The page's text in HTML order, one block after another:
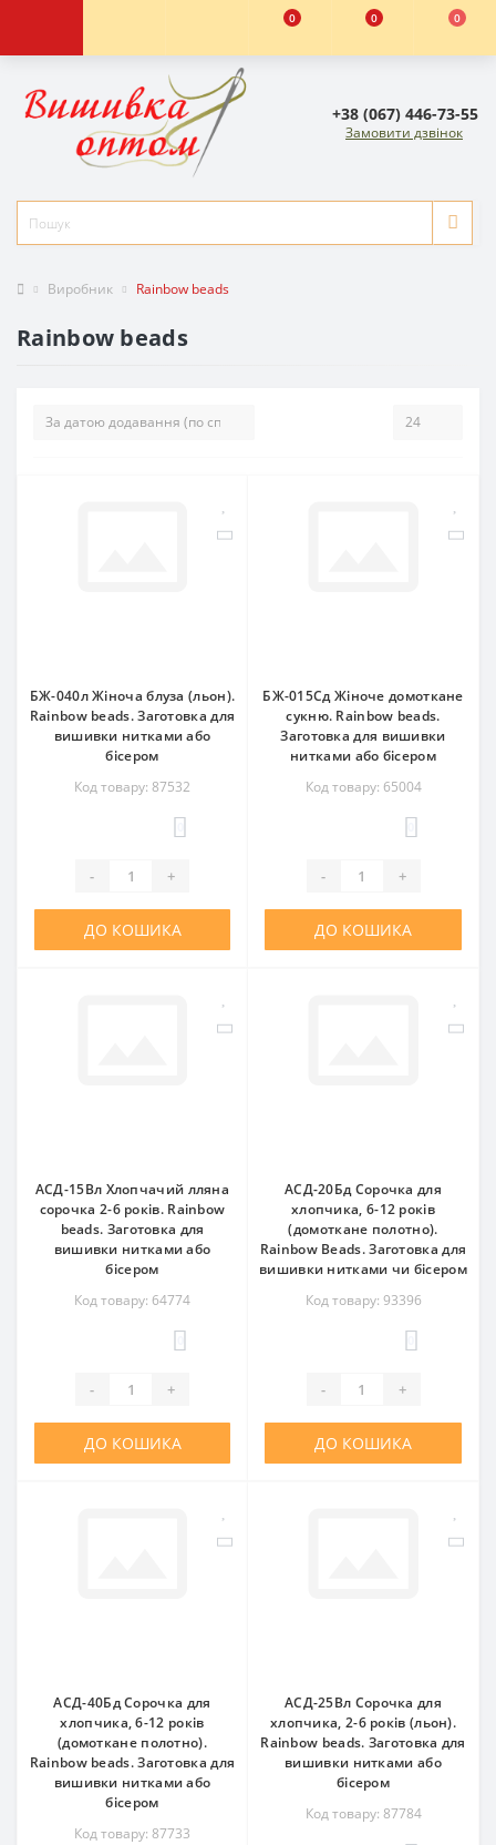
0 0 0
+38 (067) 446-73-55
Замовити дзвінок
Виробник Rainbow beads
Rainbow beads
БЖ-040л Жіноча блуза (льон).
Rainbow beads. Заготовка для
вишивки нитками або
бісером
Код товару: 87532
- +
ДО КОШИКА
БЖ-015Сд Жіноче домоткане
сукню. Rainbow beads.
Заготовка для вишивки
нитками або бісером
Код товару: 65004
- +
ДО КОШИКА
АСД-15Вл Хлопчачий лляна
сорочка 2-6 років. Rainbow
beads. Заготовка для
вишивки нитками або
бісером
Код товару: 64774
- +
ДО КОШИКА
АСД-20Бд Сорочка для
хлопчика, 6-12 років
(домоткане полотно).
Rainbow Beads. Заготовка для
вишивки нитками чи бісером
Код товару: 93396
- +
ДО КОШИКА
АСД-40Бд Сорочка для
хлопчика, 6-12 років
(домоткане полотно).
Rainbow beads. Заготовка для
вишивки нитками або
бісером
Код товару: 87733
АСД-25Вл Сорочка для
хлопчика, 2-6 років (льон).
Rainbow beads. Заготовка для
вишивки нитками або
бісером
Код товару: 87784